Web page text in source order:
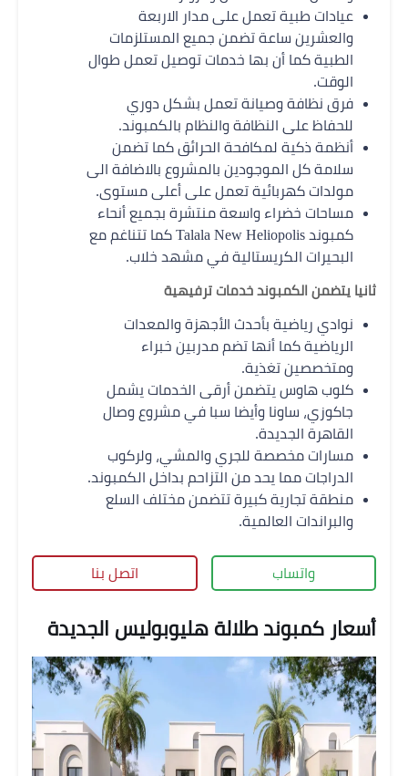
عيادات طبية تعمل على مدار الاربعة
والعشرين ساعة تضمن جميع المستلزمات
الطبية كما أن بها خدمات توصيل تعمل طوال
الوقت.
فرق نظافة وصيانة تعمل بشكل دوري
للحفاظ على النظافة والنظام بالكمبوند.
أنظمة ذكية لمكافحة الحرائق كما تضمن
سلامة كل الموجودين بالمشروع بالاضافة الى
مولدات كهربائية تعمل على أعلى مستوى.
مساحات خضراء واسعة منتشرة بجميع أنحاء
كمبوند Talala New Heliopolis كما تتناغم مع
البحيرات الكريستالية في مشهد خلاب.
ثانيا يتضمن الكمبوند خدمات ترفيهية
نوادي رياضية بأحدث الأجهزة والمعدات
الرياضية كما أنها تضم مدربين خبراء
ومتخصصين تغذية.
كلوب هاوس يتضمن أرقى الخدمات يشمل
جاكوزي، ساونا وأيضا سبا في مشروع وصال
القاهرة الجديدة.
مسارات مخصصة للجري والمشي، ولركوب
الدراجات مما يحد من التزاحم بداخل الكمبوند.
منطقة تجارية كبيرة تتضمن مختلف السلع
والبراندات العالمية.
واتساب اتصل بنا
أسعار كمبوند طلالة هليوبوليس الجديدة